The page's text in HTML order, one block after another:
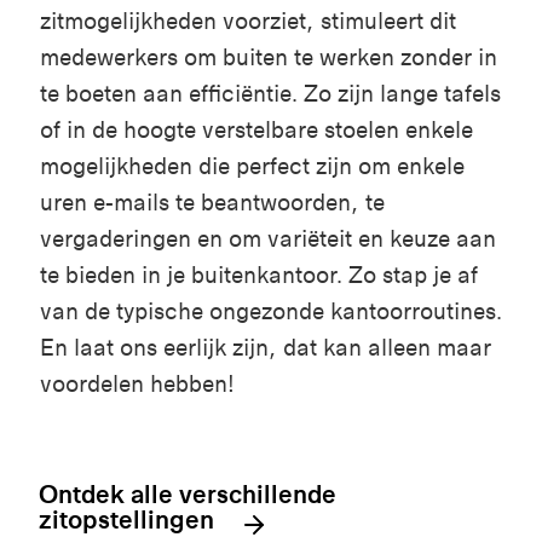
zitmogelijkheden voorziet, stimuleert dit
medewerkers om buiten te werken zonder in
te boeten aan efficiëntie. Zo zijn lange tafels
of in de hoogte verstelbare stoelen enkele
mogelijkheden die perfect zijn om enkele
uren e-mails te beantwoorden, te
vergaderingen en om variëteit en keuze aan
te bieden in je buitenkantoor. Zo stap je af
van de typische ongezonde kantoorroutines.
En laat ons eerlijk zijn, dat kan alleen maar
voordelen hebben!
Ontdek alle verschillende
zitopstellingen